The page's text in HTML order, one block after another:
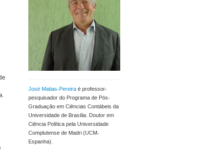
José Matias-Pereira é professor-
pesquisador do Programa de Pós-
Graduação em Ciências Contábeis da
Universidade de Brasília. Doutor em
Ciência Política pela Universidade
Complutense de Madri (UCM-
Espanha).